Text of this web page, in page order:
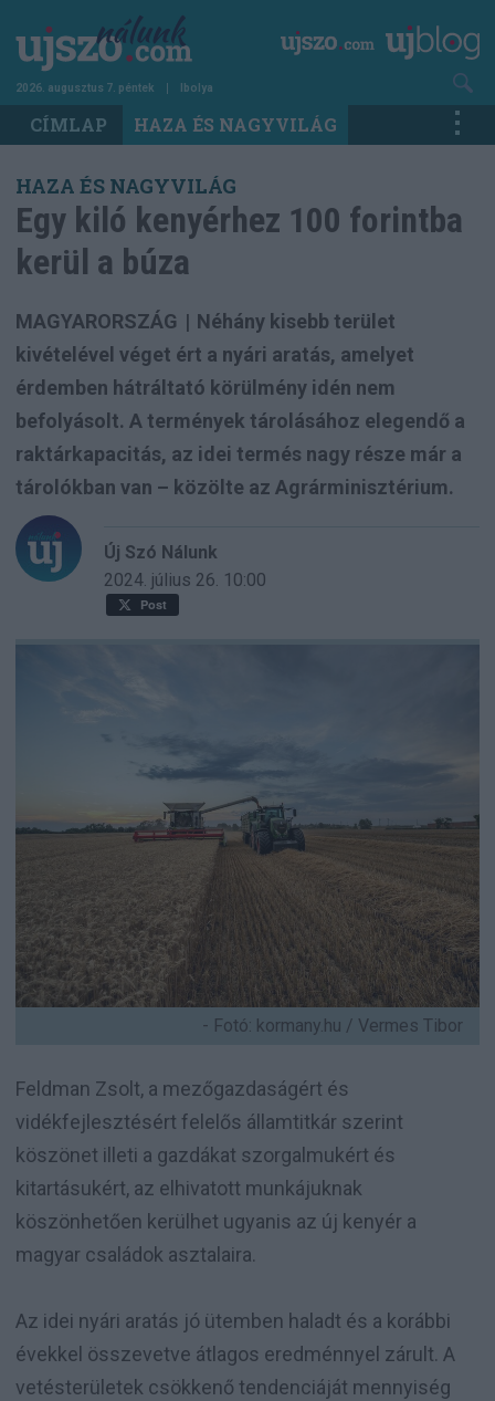
tartalomra
2026. augusztus 7. péntek Ibolya
Main
navigation
CÍMLAP HAZA ÉS NAGYVILÁG
HAZA ÉS NAGYVILÁG
Egy kiló kenyérhez 100 forintba
kerül a búza
MAGYARORSZÁG | Néhány kisebb terület
kivételével véget ért a nyári aratás, amelyet
érdemben hátráltató körülmény idén nem
befolyásolt. A termények tárolásához elegendő a
raktárkapacitás, az idei termés nagy része már a
tárolókban van – közölte az Agrárminisztérium.
Új Szó Nálunk
2024. július 26. 10:00
Post
- Fotó: kormany.hu / Vermes Tibor
Feldman Zsolt, a mezőgazdaságért és
vidékfejlesztésért felelős államtitkár szerint
köszönet illeti a gazdákat szorgalmukért és
kitartásukért, az elhivatott munkájuknak
köszönhetően kerülhet ugyanis az új kenyér a
magyar családok asztalaira.
Az idei nyári aratás jó ütemben haladt és a korábbi
évekkel összevetve átlagos eredménnyel zárult. A
vetésterületek csökkenő tendenciáját mennyiség